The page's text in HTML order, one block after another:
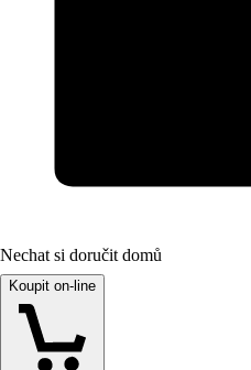
Nechat si doručit domů
Koupit on-line